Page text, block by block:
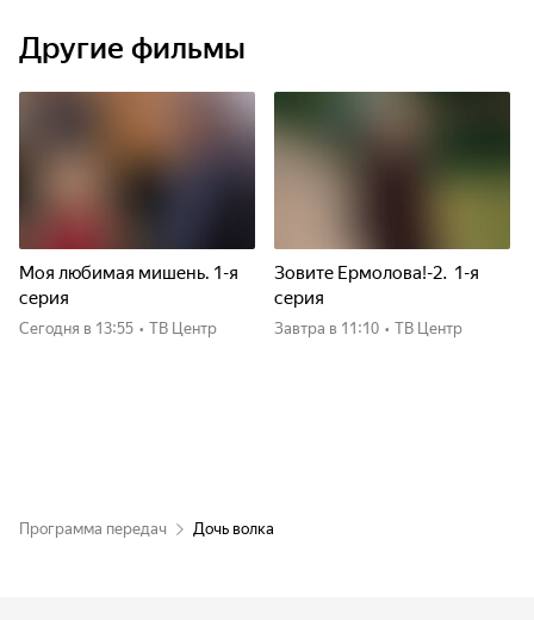
Другие фильмы
Моя любимая мишень. 1-я
серия
Сегодня в 13:55 • ТВ Центр
Зовите Ермолова!-2. 1-я
серия
Завтра в 11:10 • ТВ Центр
Программа передач Дочь волка